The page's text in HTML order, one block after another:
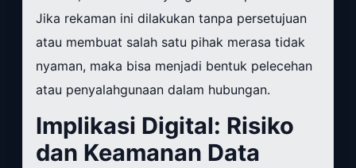
Jika rekaman ini dilakukan tanpa persetujuan
atau membuat salah satu pihak merasa tidak
nyaman, maka bisa menjadi bentuk pelecehan
atau penyalahgunaan dalam hubungan.
Implikasi Digital: Risiko
dan Keamanan Data